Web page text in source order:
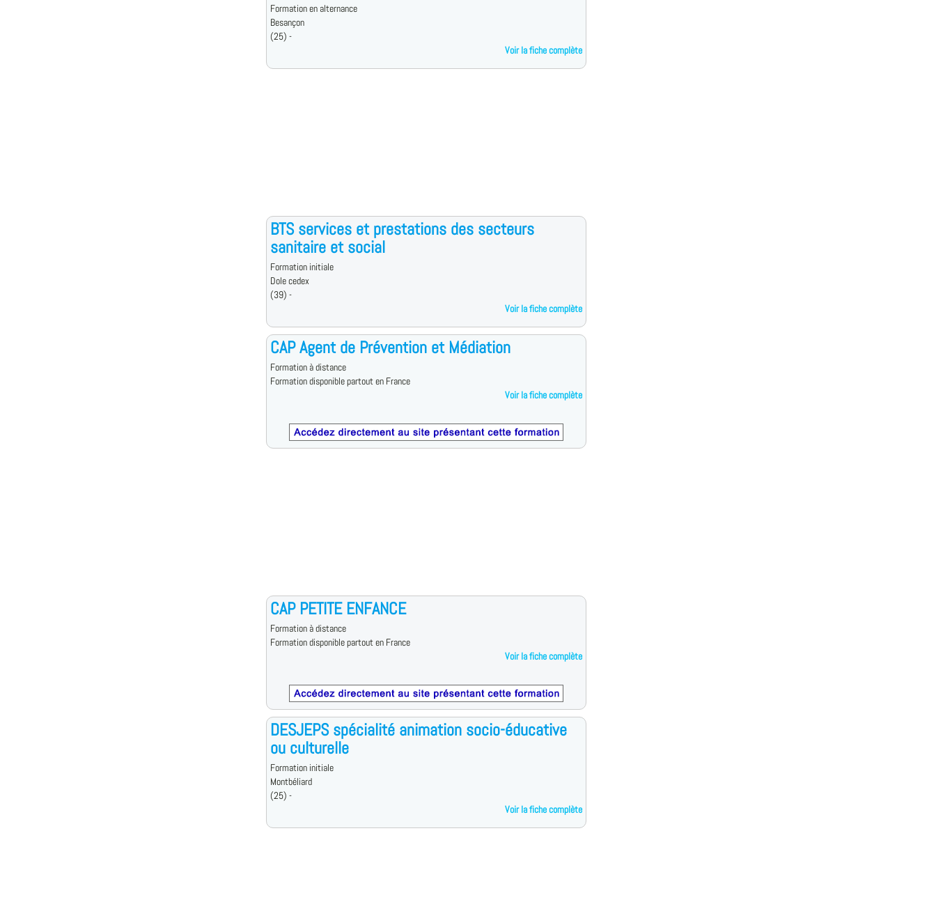
Formation en alternance
Besançon
(25) -
Voir la fiche complète
BTS services et prestations des secteurs
sanitaire et social
Formation initiale
Dole cedex
(39) -
Voir la fiche complète
CAP Agent de Prévention et Médiation
Formation à distance
Formation disponible partout en France
Voir la fiche complète
CAP PETITE ENFANCE
Formation à distance
Formation disponible partout en France
Voir la fiche complète
DESJEPS spécialité animation socio-éducative
ou culturelle
Formation initiale
Montbéliard
(25) -
Voir la fiche complète